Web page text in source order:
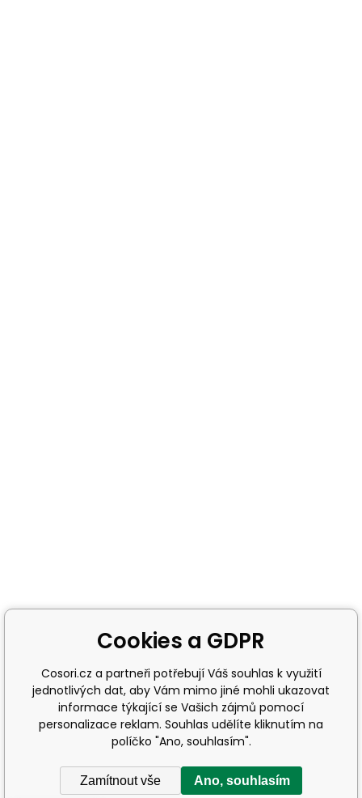
Cookies a GDPR
Cosori.cz a partneři potřebují Váš souhlas k využití
jednotlivých dat, aby Vám mimo jiné mohli ukazovat
informace týkající se Vašich zájmů pomocí
personalizace reklam. Souhlas udělíte kliknutím na
políčko "Ano, souhlasím".
Zamítnout vše Ano, souhlasím